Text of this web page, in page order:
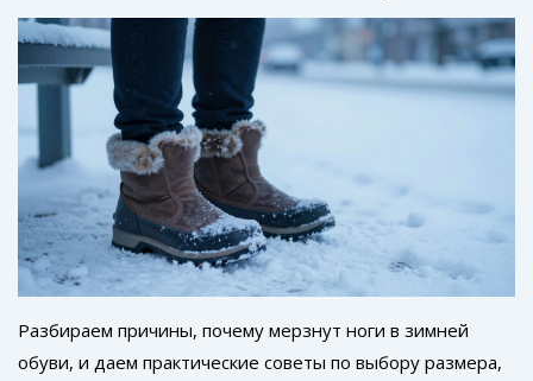
Разбираем причины, почему мерзнут ноги в зимней
обуви, и даем практические советы по выбору размера,